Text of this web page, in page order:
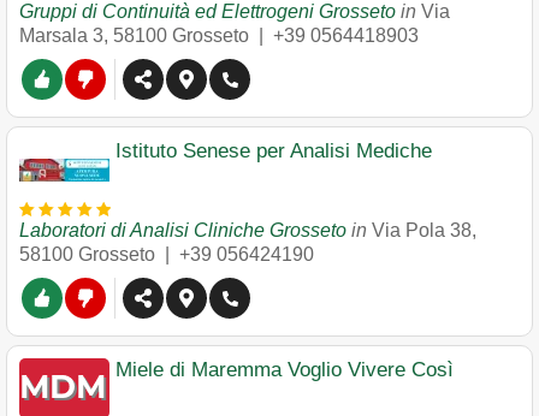
Gruppi di Continuità ed Elettrogeni Grosseto in Via
Marsala 3, 58100 Grosseto +39 0564418903
Istituto Senese per Analisi Mediche
Laboratori di Analisi Cliniche Grosseto in Via Pola 38,
58100 Grosseto +39 056424190
Miele di Maremma Voglio Vivere Così